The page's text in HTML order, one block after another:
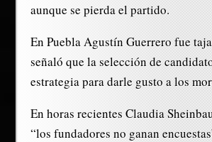
aunque se pierda el partido.
En Puebla Agustín Guerrero fue
señaló que la selección de
estrategia para darle gusto a los
En horas recientes Claudia
“los fundadores no ganan